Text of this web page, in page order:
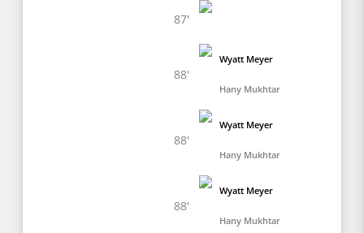
87'
88'
Wyatt Meyer
Hany Mukhtar
88'
Wyatt Meyer
Hany Mukhtar
88'
Wyatt Meyer
Hany Mukhtar